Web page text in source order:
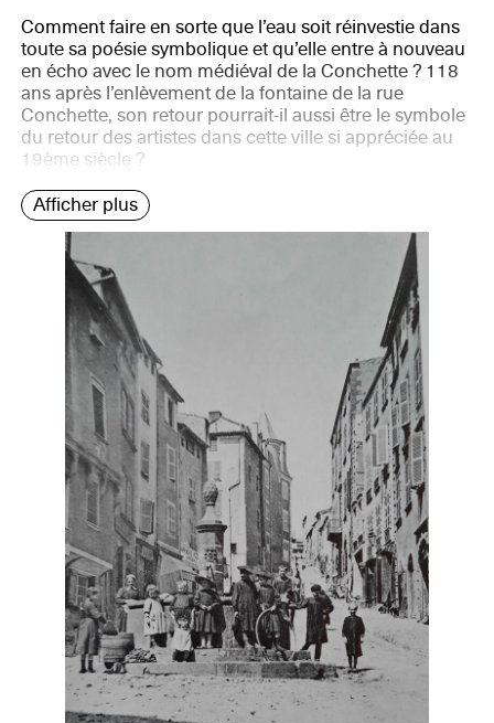
Comment faire en sorte que l’eau soit réinvestie dans
toute sa poésie symbolique et qu’elle entre à nouveau
en écho avec le nom médiéval de la Conchette ? 118
ans après l’enlèvement de la fontaine de la rue
Conchette, son retour pourrait-il aussi être le symbole
du retour des artistes dans cette ville si appréciée au
19ème siècle ?
Afficher plus